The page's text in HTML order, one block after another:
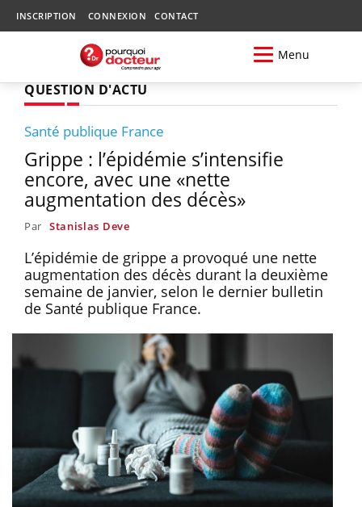
INSCRIPTION CONNEXION CONTACT
Menu
QUESTION D'ACTU
Santé publique France
Grippe : l’épidémie s’intensifie
encore, avec une «nette
augmentation des décès»
Par Stanislas Deve
L’épidémie de grippe a provoqué une nette
augmentation des décès durant la deuxième
semaine de janvier, selon le dernier bulletin
de Santé publique France.